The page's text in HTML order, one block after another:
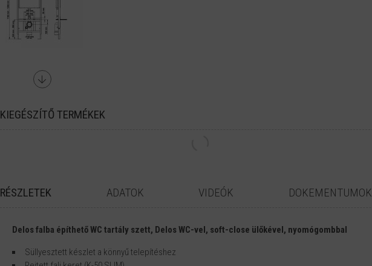
KIEGÉSZÍTŐ TERMÉKEK
RÉSZLETEK ADATOK VIDEÓK DOKEMENTUMOK
Delos falba építhető WC tartály szett, Delos WC-vel, soft-close ülőkével, nyomógombbal
Süllyesztett készlet a könnyű telepítéshez
Cikkszám